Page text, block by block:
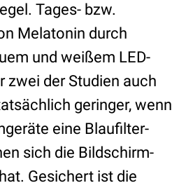
Tages- bzw.
Melatonin durch
und weißem LED-
zwei der Studien auch
geringer, wenn
eine Blaufilter-
sich die Bildschirm-
Gesichert ist die